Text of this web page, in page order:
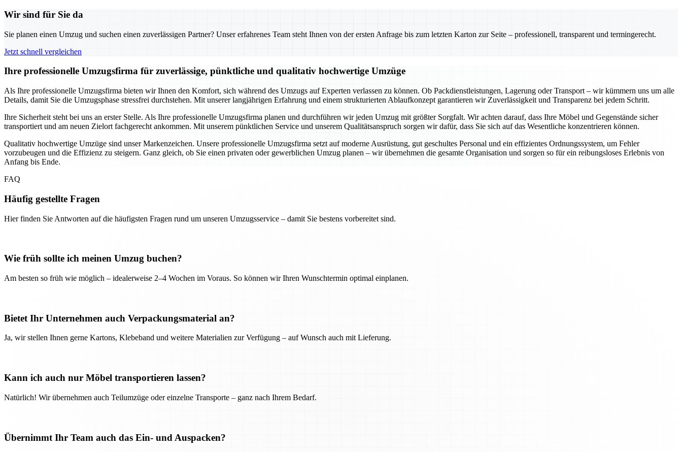
Wir sind für Sie da
Sie planen einen Umzug und suchen einen zuverlässigen Partner? Unser erfahrenes Team steht Ihnen von der ersten Anfrage bis zum letzten Karton zur Seite – professionell, transparent und termingerecht.
Jetzt schnell vergleichen
Ihre professionelle Umzugsfirma für zuverlässige, pünktliche und qualitativ hochwertige Umzüge
Als Ihre professionelle Umzugsfirma bieten wir Ihnen den Komfort, sich während des Umzugs auf Experten verlassen zu können. Ob Packdienstleistungen, Lagerung oder Transport – wir kümmern uns um alle
Details, damit Sie die Umzugsphase stressfrei durchstehen. Mit unserer langjährigen Erfahrung und einem strukturierten Ablaufkonzept garantieren wir Zuverlässigkeit und Transparenz bei jedem Schritt.
Ihre Sicherheit steht bei uns an erster Stelle. Als Ihre professionelle Umzugsfirma planen und durchführen wir jeden Umzug mit größter Sorgfalt. Wir achten darauf, dass Ihre Möbel und Gegenstände sicher
transportiert und am neuen Zielort fachgerecht ankommen. Mit unserem pünktlichen Service und unserem Qualitätsanspruch sorgen wir dafür, dass Sie sich auf das Wesentliche konzentrieren können.
Qualitativ hochwertige Umzüge sind unser Markenzeichen. Unsere professionelle Umzugsfirma setzt auf moderne Ausrüstung, gut geschultes Personal und ein effizientes Ordnungssystem, um Fehler
vorzubeugen und die Effizienz zu steigern. Ganz gleich, ob Sie einen privaten oder gewerblichen Umzug planen – wir übernehmen die gesamte Organisation und sorgen so für ein reibungsloses Erlebnis von
Anfang bis Ende.
FAQ
Häufig gestellte Fragen
Hier finden Sie Antworten auf die häufigsten Fragen rund um unseren Umzugsservice – damit Sie bestens vorbereitet sind.
Wie früh sollte ich meinen Umzug buchen?
Am besten so früh wie möglich – idealerweise 2–4 Wochen im Voraus. So können wir Ihren Wunschtermin optimal einplanen.
Bietet Ihr Unternehmen auch Verpackungsmaterial an?
Ja, wir stellen Ihnen gerne Kartons, Klebeband und weitere Materialien zur Verfügung – auf Wunsch auch mit Lieferung.
Kann ich auch nur Möbel transportieren lassen?
Natürlich! Wir übernehmen auch Teilumzüge oder einzelne Transporte – ganz nach Ihrem Bedarf.
Übernimmt Ihr Team auch das Ein- und Auspacken?